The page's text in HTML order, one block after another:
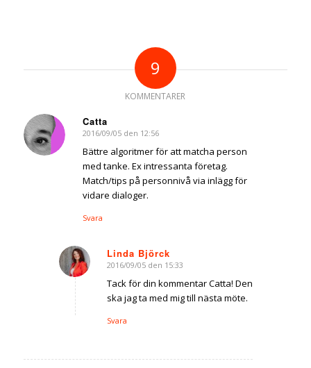
9
KOMMENTARER
Catta
says:
2016/09/05 den 12:56
Bättre algoritmer för att matcha person
med tanke. Ex intressanta företag.
Match/tips på personnivå via inlägg för
vidare dialoger.
Svara
Linda Björck
says:
2016/09/05 den 15:33
Tack för din kommentar Catta! Den
ska jag ta med mig till nästa möte.
Svara